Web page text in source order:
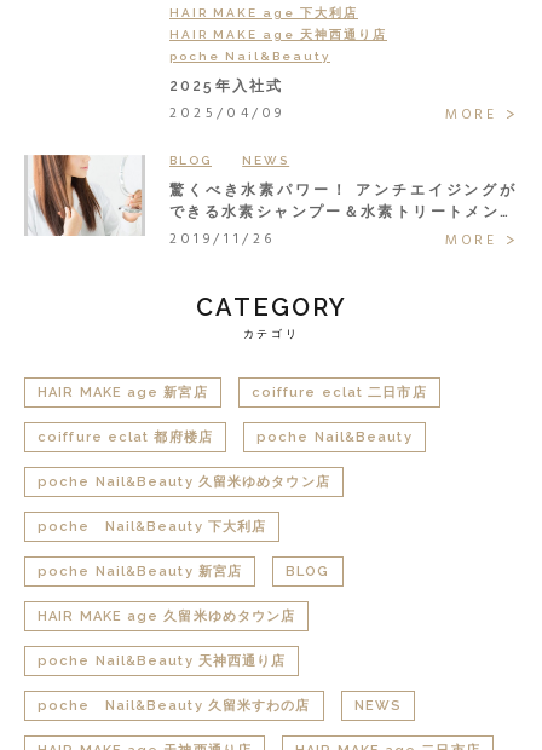
HAIR MAKE age 下大利店
HAIR MAKE age 天神西通り店
poche Nail&Beauty
2025年入社式
2025/04/09 MORE
BLOG NEWS
驚くべき水素パワー！ アンチエイジングが
できる水素シャンプー＆水素トリートメント
で大人の髪悩みまるごと解決◎
2019/11/26 MORE
CATEGORY
カテゴリ
HAIR MAKE age 新宮店 coiffure eclat 二日市店
coiffure eclat 都府楼店 poche Nail&Beauty
poche Nail&Beauty 久留米ゆめタウン店
poche Nail&Beauty 下大利店
poche Nail&Beauty 新宮店 BLOG
HAIR MAKE age 久留米ゆめタウン店
poche Nail&Beauty 天神西通り店
poche Nail&Beauty 久留米すわの店 NEWS